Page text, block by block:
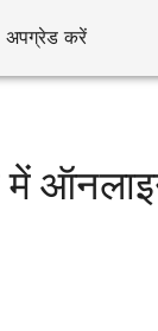
अपग्रेड करें